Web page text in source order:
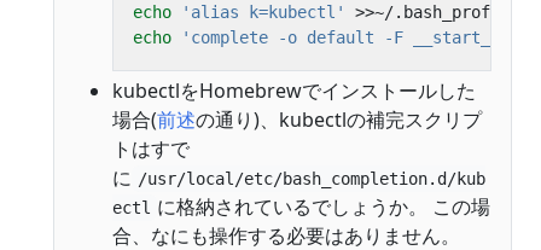
echo 'alias k=kubectl'
echo
'complete -o default -F
kubectlをHomebrewでインストールした
場合(前述の通り)、kubectlの補完スクリプ
トはすで
に /usr/local/etc/bash_completion.d/kub
ectl に格納されているでしょうか。 この場
合、なにも操作する必要はありません。